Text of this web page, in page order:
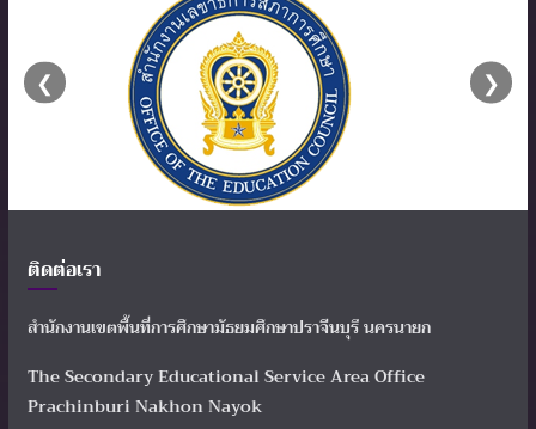
❮ ❯
ติดต่อเรา
สำนักงานเขตพื้นที่การศึกษามัธยมศึกษาปราจีนบุรี นครนายก
The Secondary Educational Service Area Office
Prachinburi Nakhon Nayok